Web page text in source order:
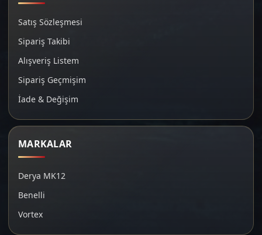
Satış Sözleşmesi
Sipariş Takibi
Alışveriş Listem
Sipariş Geçmişim
İade & Değişim
MARKALAR
Derya MK12
Benelli
Vortex